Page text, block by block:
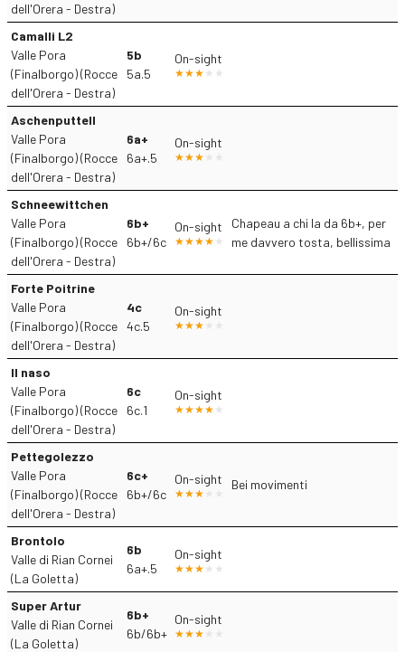
dell'Orera - Destra)
Camalli L2
Valle Pora
(Finalborgo) (Rocce
dell'Orera - Destra)
5b
5a.5
On-sight
Aschenputtell
Valle Pora
(Finalborgo) (Rocce
dell'Orera - Destra)
6a+
6a+.5
On-sight
Schneewittchen
Valle Pora
(Finalborgo) (Rocce
dell'Orera - Destra)
6b+
6b+/6c
On-sight
Chapeau a chi la da 6b+, per
me davvero tosta, bellissima
Forte Poitrine
Valle Pora
(Finalborgo) (Rocce
dell'Orera - Destra)
4c
4c.5
On-sight
Il naso
Valle Pora
(Finalborgo) (Rocce
dell'Orera - Destra)
6c
6c.1
On-sight
Pettegolezzo
Valle Pora
(Finalborgo) (Rocce
dell'Orera - Destra)
6c+
6b+/6c
On-sight Bei movimenti
Brontolo
Valle di Rian Cornei
(La Goletta)
6b
6a+.5
On-sight
Super Artur
Valle di Rian Cornei
(La Goletta)
6b+
6b/6b+
On-sight